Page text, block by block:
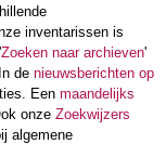
inventarissen is
Zoeken naar archieven'
de nieuwsberichten op
Een maandelijks
onze Zoekwijzers
algemene